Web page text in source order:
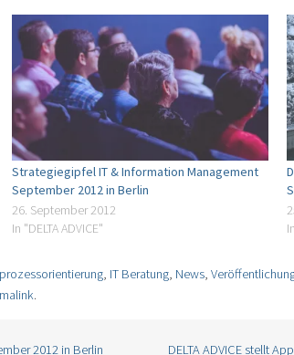
Strategiegipfel IT & Information Management
September 2012 in Berlin
26. September 2012
In "DELTA ADVICE"
, IT Beratung, News,
.
2012 in Berlin DELTA ADVICE stellt